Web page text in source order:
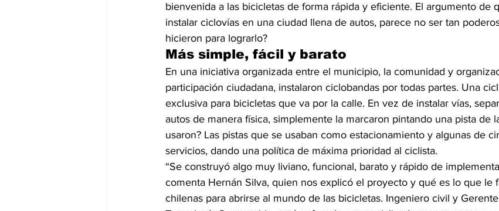
bienvenida a las bicicletas de forma rápida y eficiente. El argumento de
instalar ciclovías en una ciudad llena de autos, parece no ser tan
hicieron para lograrlo?
Más simple, fácil y barato
En una iniciativa organizada entre el municipio, la comunidad y
participación ciudadana, instalaron ciclobandas por todas partes. Una
exclusiva para bicicletas que va por la calle. En vez de instalar vías,
autos de manera física, simplemente la marcaron pintando una pista de
usaron? Las pistas que se usaban como estacionamiento y algunas de
servicios, dando una política de máxima prioridad al ciclista.
“Se construyó algo muy liviano, funcional, barato y rápido de
comenta Hernán Silva, quien nos explicó el proyecto y qué es lo que le
chilenas para abrirse al mundo de las bicicletas. Ingeniero civil y